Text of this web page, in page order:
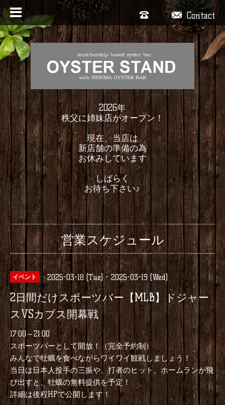
Contact
2026年
秩父に姉妹店がオープン！
現在、当店は
新店舗の準備の為
お休みしています
しばらく
お待ち下さい♪
営業スケジュール
イベント 2025-03-18 (Tue) - 2025-03-19 (Wed)
2日間だけスポーツバー【MLB】ドジャー
スVSカブス開幕戦
17:00～21:00
スポーツバーとして開放！（完全予約制）
みんなで牡蠣を食べながらワイワイ観戦しましょう！
当日は日本人投手の三振や、打者のヒット、ホームランが飛
び出すと、牡蠣の無料提供を予定！
詳細は後程HPで公開します！